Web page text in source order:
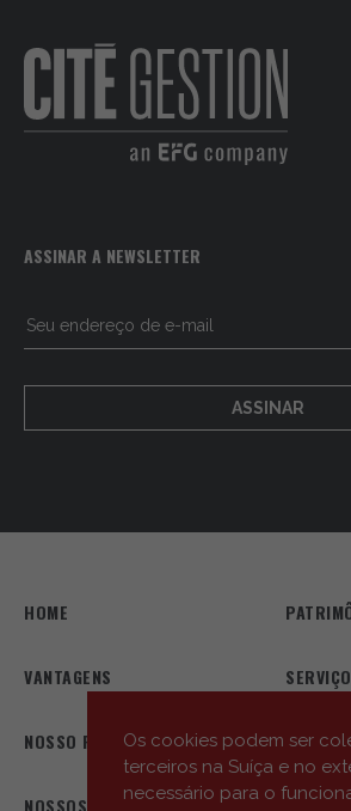
Os cookies podem ser
terceiros na Suíça e no
necessário para o
ASSINAR A NEWSLETTER
ASSINAR
HOME
VANTAGENS
NOSSO PERFIL NOSSA
NOSSOS ESCRITÓRIOS AS